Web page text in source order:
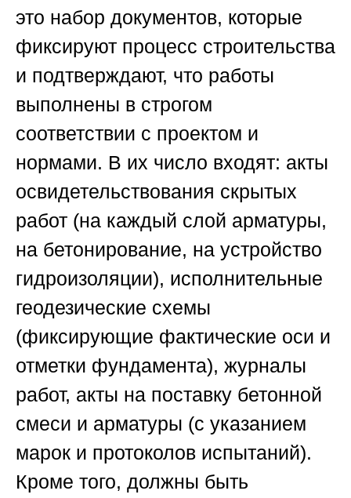
это набор документов, которые
фиксируют процесс строительства
и подтверждают, что работы
выполнены в строгом
соответствии с проектом и
нормами. В их число входят: акты
освидетельствования скрытых
работ (на каждый слой арматуры,
на бетонирование, на устройство
гидроизоляции), исполнительные
геодезические схемы
(фиксирующие фактические оси и
отметки фундамента), журналы
работ, акты на поставку бетонной
смеси и арматуры (с указанием
марок и протоколов испытаний).
Кроме того, должны быть